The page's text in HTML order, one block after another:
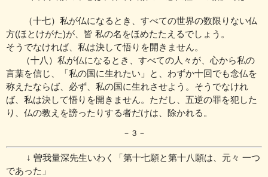
（十七）私が仏になるとき、すべての世界の数限りない仏
方(ほとけがた)が、 皆 私の名をほめたたえるでしょう。
そうでなければ、私は決して悟りを開きません。
（十八）私が仏になるとき、すべての人々が、心から私の
言葉を信じ、
「私の国に生れたい」と、わずか十回でも念仏を
称えたならば、 必ず、私の国に生れさせよう。 そうでなけれ
ば、私は決して悟りを開きません。 ただし、五逆の罪を犯した
り、仏の教えを謗ったりする者だけは、除かれる。
－３－
↓ 曽我量深先生いわく「第十七願と第十八願は、元々 一つ
であった」